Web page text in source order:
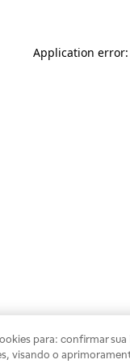
Application
para: confirmar
visando o